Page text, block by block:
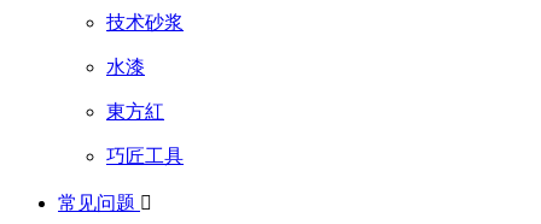
技术砂浆
水漆
東方紅
巧匠工具
常见问题 